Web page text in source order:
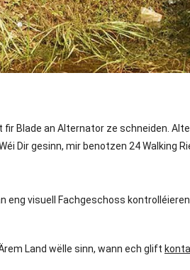
Blade an Alternator ze schneiden.
Dir gesinn, mir benotzen 24 Walking
visuell Fachgeschoss
Land wëlle sinn, wann ech glift